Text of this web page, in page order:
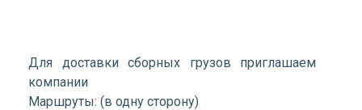
Для доставки сборных грузов приглашаем
компании
Маршруты: (в одну сторону)